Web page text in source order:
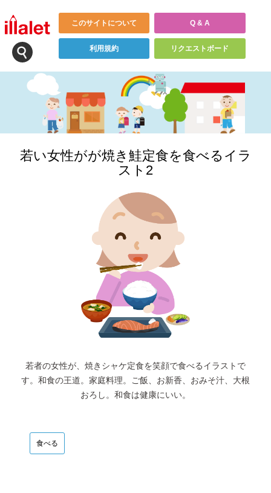
このサイトについて Q & A
利用規約 リクエストボード
若い女性がが焼き鮭定食を食べるイラ
スト2
若者の女性が、焼きシャケ定食を笑顔で食べるイラストで
す。和食の王道。家庭料理。ご飯、お新香、おみそ汁、大根
おろし。和食は健康にいい。
食べる